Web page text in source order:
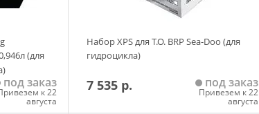
(для
под заказ
к 22
августа
Набор XPS для Т.О. BRP Sea-Doo (для
гидроцикла)
7 535 р. под заказ
Привезем к 22
августа